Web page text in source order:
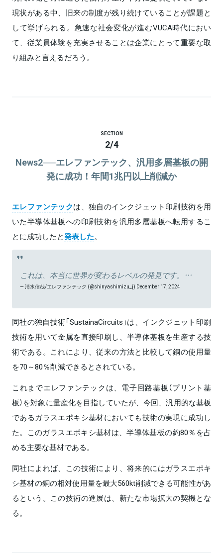
現状がある中、旧来の制度が残り続けていることが課題と
して挙げられる。急速な社会変化が進むVUCA時代におい
て、従業員体験を充実させることは企業にとって重要な取
り組みと言えるだろう。
SECTION
2/4
News2──エレファンテック、汎用多層基板の開
発に成功！年間1兆円以上削減か
エレファンテックは、独自のインクジェット印刷技術を用
いた半導体基板への印刷技術を汎用多層基板へ転用するこ
とに成功したと発表した。
これは、本当に世界が変わるレベルの発見です。…
— 清水信哉/エレファンテック (@shinyashimizu_j) December 17, 2024
同社の独自技術「SustainaCircuits」は、インクジェット印刷
技術を用いて金属を直接印刷し、半導体基板を生産する技
術である。これにより、従来の方法と比較して銅の使用量
を70～80％削減できるとされている。
これまでエレファンテックは、電子回路基板（プリント基
板）を対象に量産化を目指していたが、今回、汎用的な基板
であるガラスエポキシ基材においても技術の実現に成功し
た。このガラスエポキシ基材は、半導体基板の約80％を占
める主要な基材である。
同社によれば、この技術により、将来的にはガラスエポキ
シ基材の銅の相対使用量を最大560kt削減できる可能性があ
るという。この技術の進展は、新たな市場拡大の契機とな
る。